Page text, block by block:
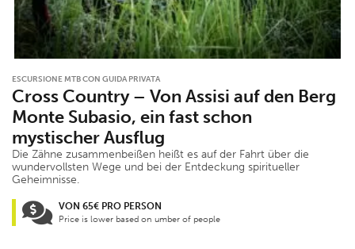
ESCURSIONE MTB CON GUIDA PRIVATA
Cross Country – Von Assisi auf den Berg
Monte Subasio, ein fast schon
mystischer Ausflug
Die Zähne zusammenbeißen heißt es auf der Fahrt über die
wundervollsten Wege und bei der Entdeckung spiritueller
Geheimnisse.
VON 65€ PRO PERSON
Price is lower based on umber of people